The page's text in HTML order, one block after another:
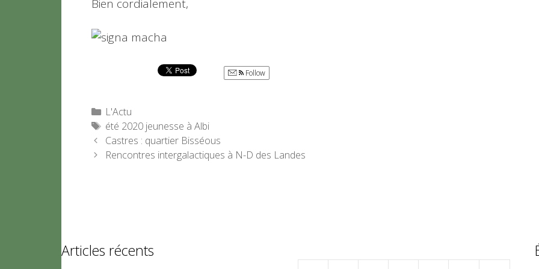
Bien cordialement,
Follow
Catégories
L'Actu
Étiquettes
été 2020 jeunesse à Albi
Castres : quartier Bisséous
Rencontres intergalactiques à N-D des Landes
Articles récents